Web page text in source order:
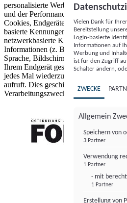
personalisierte Werbung und Inhalte,
und der Performance von Inhalten
Cookies, Endgeräte- oder ähnliche
basierte Kennungen, zufällig
netzwerkbasierte Kennungen) können
Informationen (z. B. Browsertyp und
Sprache, Bildschirmgröße,
Ihrem Endgerät gespeichert oder von
jedes Mal wiederzuerkennen, wenn es
aufruft. Dies geschieht für einen oder
Verarbeitungszwecke.
Vielen Dank für
Bereitstellung
Login-basierte
Informationen auf
Werbung und
ist für den Zugriff
Schalter ändern,
ZWECKE
Allgemein
Speichern von
3 Partner
Verwendung
1 Partner
- mit
1 Partner
Erstellung von
FONDS professionell